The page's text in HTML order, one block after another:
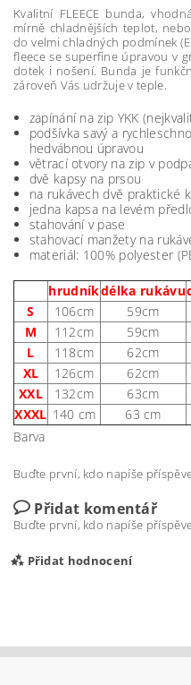
Kvalitní FLEECE bunda,
mírně chladnějších teplot,
do velmi chladných podmínek
fleece se superfine úpravou v
dotek i nošení. Bunda je
zároveň Vás udržuje v teple.
zapínání na zip YKK
podšívka savý a
hedvábnou úpravou
větrací otvory na zip v
dvě kapsy na prsou
na rukávech dvě praktické
jedna kapsa na levém
stahování v pase
stahovací manžety na
materiál: 100% polyester
hrudníkdélka rukávu
S
106cm 59cm
M
112cm 59cm
L
118cm 62cm
XL
126cm 62cm
XXL
132cm 63cm
XXXL 140 cm 63 cm
Barva
Buďte první, kdo napíše
Přidat komentář
Buďte první, kdo napíše
Přidat hodnocení